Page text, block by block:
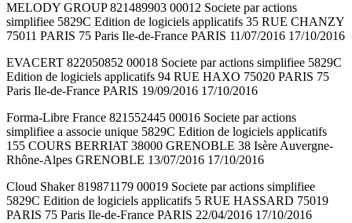
MELODY GROUP 821489903 00012 Societe par actions
simplifiee 5829C Edition de logiciels applicatifs 35 RUE CHANZY
75011 PARIS 75 Paris Ile-de-France PARIS 11/07/2016 17/10/2016
EVACERT 822050852 00018 Societe par actions simplifiee 5829C
Edition de logiciels applicatifs 94 RUE HAXO 75020 PARIS 75
Paris Ile-de-France PARIS 19/09/2016 17/10/2016
Forma-Libre France 821552445 00016 Societe par actions
simplifiee a associe unique 5829C Edition de logiciels applicatifs
155 COURS BERRIAT 38000 GRENOBLE 38 Isère Auvergne-
Rhône-Alpes GRENOBLE 13/07/2016 17/10/2016
Cloud Shaker 819871179 00019 Societe par actions simplifiee
5829C Edition de logiciels applicatifs 5 RUE HASSARD 75019
PARIS 75 Paris Ile-de-France PARIS 22/04/2016 17/10/2016